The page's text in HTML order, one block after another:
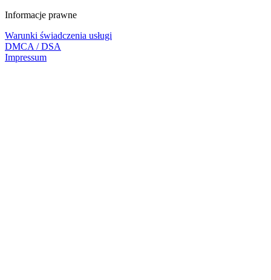
Informacje prawne
Warunki świadczenia usługi
DMCA / DSA
Impressum